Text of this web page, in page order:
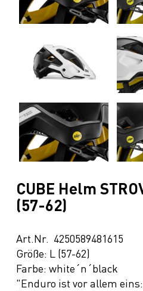
CUBE Helm
(57-62)
Art.Nr. 4250589481615
Größe: L (57-62)
Farbe: white´n´black
"Enduro ist vor allem